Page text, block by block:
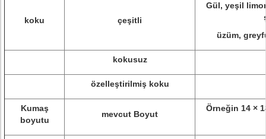
koku çeşitli
Gül, yeşil
üzüm,
kokusuz
özelleştirilmiş koku
Kumaş
boyutu
mevcut Boyut
Örneğin 14 ×